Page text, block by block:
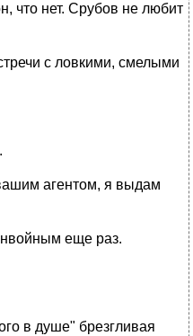
что нет. Срубов не любит
с ловкими, смелыми
агентом, я выдам
еще раз.
в душе" брезгливая